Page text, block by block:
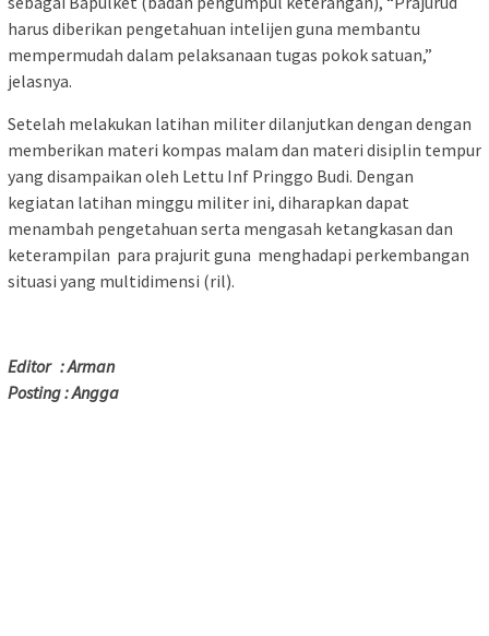
harus diberikan pengetahuan intelijen guna membantu
mempermudah dalam pelaksanaan tugas pokok satuan,”
jelasnya.
Setelah melakukan latihan militer dilanjutkan dengan dengan
memberikan materi kompas malam dan materi disiplin tempur
yang disampaikan oleh Lettu Inf Pringgo Budi. Dengan
kegiatan latihan minggu militer ini, diharapkan dapat
menambah pengetahuan serta mengasah ketangkasan dan
keterampilan para prajurit guna menghadapi perkembangan
situasi yang multidimensi (ril).
Editor : Arman
Posting : Angga